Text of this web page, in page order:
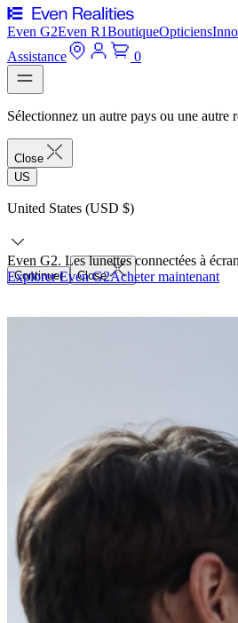
Even G2Even R1BoutiqueOpticiens
Assistance
0
Sélectionnez un autre pays ou une
Close
US
United States (USD $)
Continuer Close
Even G2. Les lunettes connectées à
Explorer Even G2Acheter maintenant